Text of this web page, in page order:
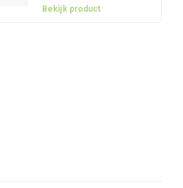
Bekijk product